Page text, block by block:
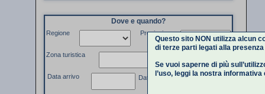
Regione Provincia
Zona turistica
Data partenza
Data arrivo
Dove e quando?
Questo sito NON utilizza alcun
di terze parti legati alla
Se vuoi saperne di più
l’uso, leggi la nostra informativa